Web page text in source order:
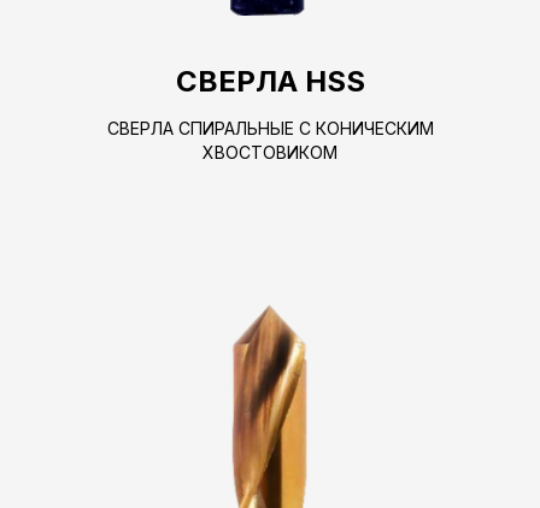
СВЕРЛА HSS
СВЕРЛА СПИРАЛЬНЫЕ С КОНИЧЕСКИМ
ХВОСТОВИКОМ